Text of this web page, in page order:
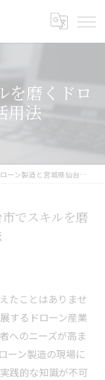
を磨くドロ
用法
ン製造と宮城県仙台市でスキルを磨くドローンスクール活用法
でスキルを磨
たことはありませ
するドローン産業
へのニーズが高ま
ーン製造の現場に
践的な知識が不可